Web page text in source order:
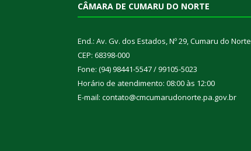
CÂMARA DE CUMARU DO NORTE
End.: Av. Gv. dos Estados, Nº 29, Cumaru do Norte
CEP: 68398-000
Fone: (94) 98441-5547 / 99105-5023
Horário de atendimento: 08:00 às 12:00
E-mail: contato@cmcumarudonorte.pa.gov.br